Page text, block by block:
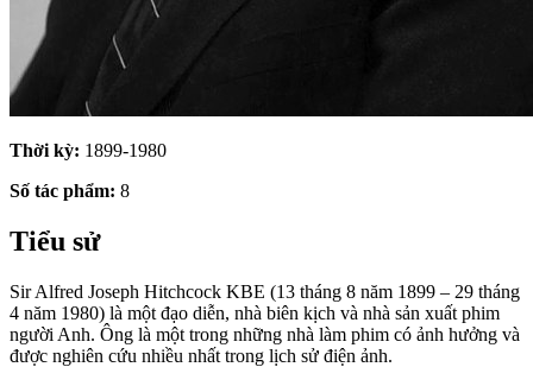
Thời kỳ: 1899-1980
Số tác phẩm: 8
Tiểu sử
Sir Alfred Joseph Hitchcock KBE (13 tháng 8 năm 1899 – 29 tháng
4 năm 1980) là một đạo diễn, nhà biên kịch và nhà sản xuất phim
người Anh. Ông là một trong những nhà làm phim có ảnh hưởng và
được nghiên cứu nhiều nhất trong lịch sử điện ảnh.